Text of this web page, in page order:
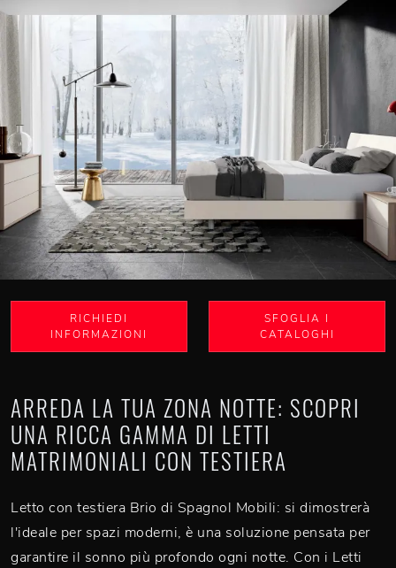
RICHIEDI
INFORMAZIONI
SFOGLIA I
CATALOGHI
ARREDA LA TUA ZONA NOTTE: SCOPRI
UNA RICCA GAMMA DI LETTI
MATRIMONIALI CON TESTIERA
Letto con testiera Brio di Spagnol Mobili: si dimostrerà
l'ideale per spazi moderni, è una soluzione pensata per
garantire il sonno più profondo ogni notte. Con i Letti